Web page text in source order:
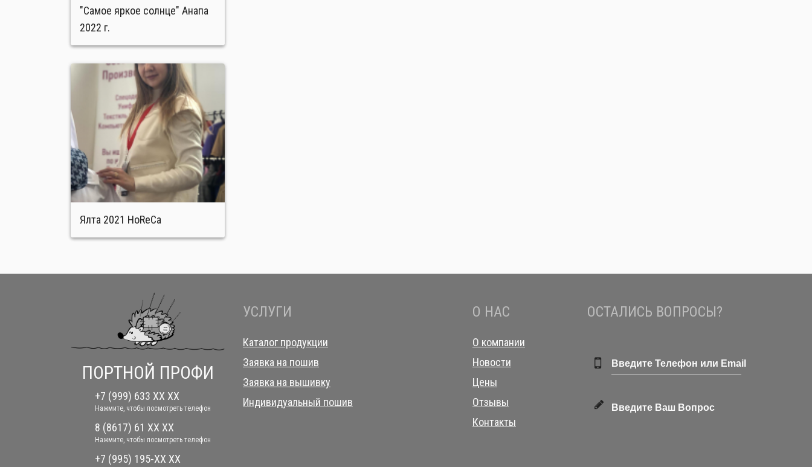
"Самое яркое солнце" Анапа
2022 г.
Ялта 2021 HoReCa
ПОРТНОЙ ПРОФИ
+7 (999) 633 XX XX
Нажмите, чтобы посмотреть телефон
8 (8617) 61 XX XX
Нажмите, чтобы посмотреть телефон
+7 (995) 195-XX XX
УСЛУГИ
Каталог продукции
Заявка на пошив
Заявка на вышивку
Индивидуальный пошив
О НАС
О компании
Новости
Цены
Отзывы
Контакты
ОСТАЛИСЬ ВОПРОСЫ?
Введите Телефон или Email
Введите Ваш Вопрос